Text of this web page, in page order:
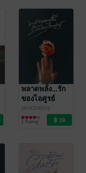
พลาดพลั้ง...รัก
ของไอศูรย์
yenchaboy
นิยายรักวัยรุ่น
1 Rating